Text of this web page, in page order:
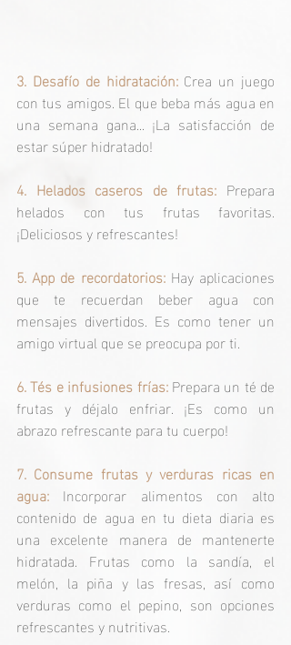
3. Desafío de hidratación: Crea un juego
con tus amigos. El que beba más agua en
una semana gana... ¡La satisfacción de
estar súper hidratado!
4. Helados caseros de frutas: Prepara
helados con tus frutas favoritas.
¡Deliciosos y refrescantes!
5. App de recordatorios: Hay aplicaciones
que te recuerdan beber agua con
mensajes divertidos. Es como tener un
amigo virtual que se preocupa por ti.
6. Tés e infusiones frías: Prepara un té de
frutas y déjalo enfriar. ¡Es como un
abrazo refrescante para tu cuerpo!
7. Consume frutas y verduras ricas en
agua: Incorporar alimentos con alto
contenido de agua en tu dieta diaria es
una excelente manera de mantenerte
hidratada. Frutas como la sandía, el
melón, la piña y las fresas, así como
verduras como el pepino, son opciones
refrescantes y nutritivas.